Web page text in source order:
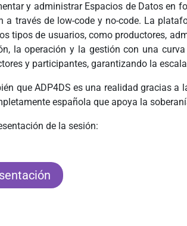
y administrar Espacios de Datos en
través de low-code y no-code. La
tipos de usuarios, como productores,
la operación y la gestión con una
y participantes, garantizando la
que ADP4DS es una realidad gracias a
española que apoya la
de la sesión: